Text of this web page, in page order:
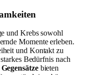
und Krebs sowohl
Momente erleben.
und Kontakt zu
Bedürfnis nach
Gegensätzebieten